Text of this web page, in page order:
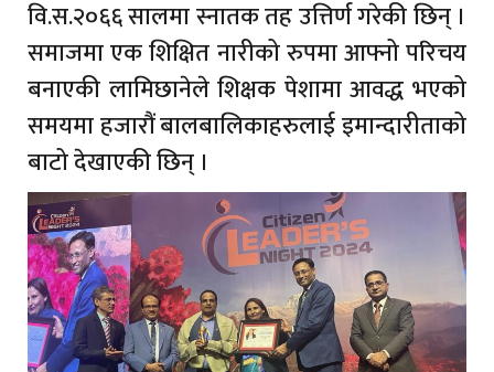
वि.स.२०६६ सालमा स्नातक तह उत्तिर्ण गरेकी छिन् ।
समाजमा एक शिक्षित नारीको रुपमा आफ्नो परिचय
बनाएकी लामिछानेले शिक्षक पेशामा आवद्ध भएको
समयमा हजारौं बालबालिकाहरुलाई इमान्दारीताको
बाटो देखाएकी छिन् ।